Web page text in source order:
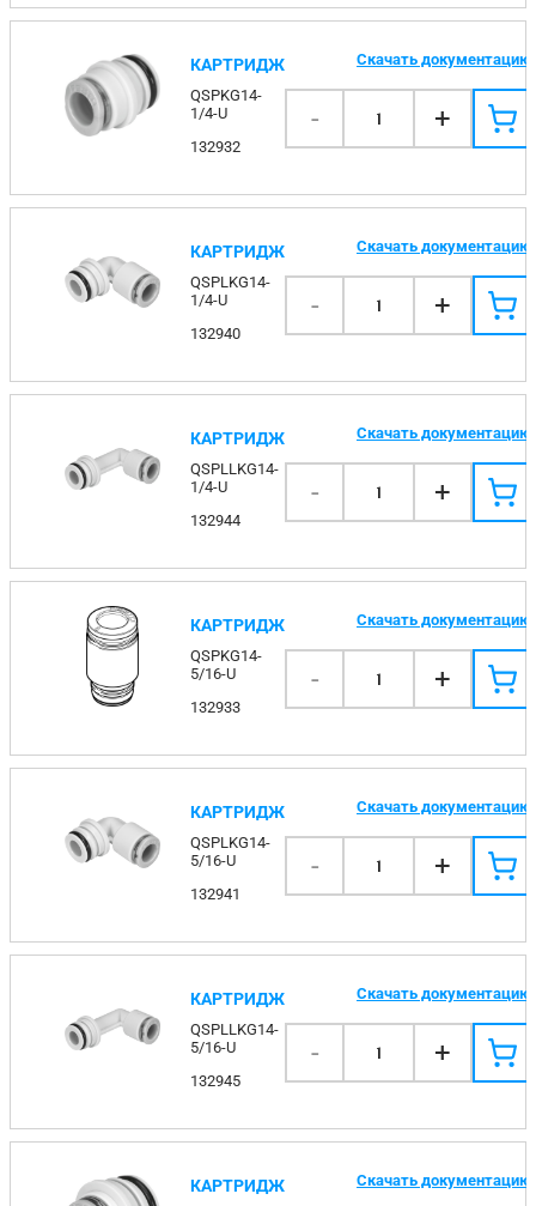
КАРТРИДЖ
QSPKG14-
1/4-U
132932
Скачать документацию
- 1 +
КАРТРИДЖ
QSPLKG14-
1/4-U
132940
Скачать документацию
- 1 +
КАРТРИДЖ
QSPLLKG14-
1/4-U
132944
Скачать документацию
- 1 +
КАРТРИДЖ
QSPKG14-
5/16-U
132933
Скачать документацию
- 1 +
КАРТРИДЖ
QSPLKG14-
5/16-U
132941
Скачать документацию
- 1 +
КАРТРИДЖ
QSPLLKG14-
5/16-U
132945
Скачать документацию
- 1 +
КАРТРИДЖ Скачать документацию